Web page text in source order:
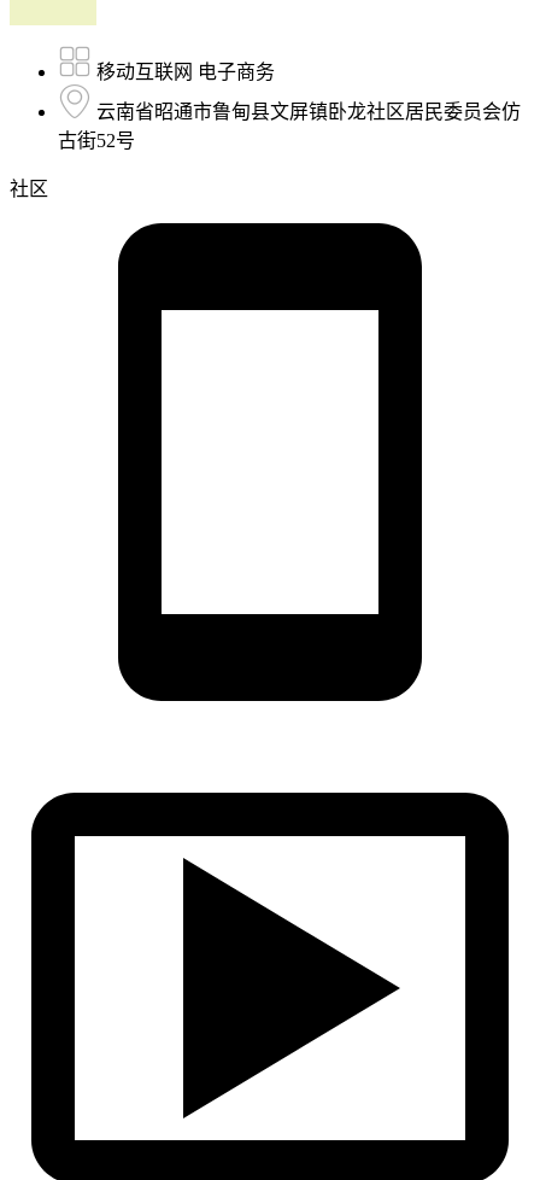
移动互联网 电子商务
云南省昭通市鲁甸县文屏镇卧龙社区居民委员会仿
古街52号
社区